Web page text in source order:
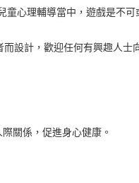
心理輔導當中，遊戲是不可
設計，歡迎任何有興趣人士
關係，促進身心健康。